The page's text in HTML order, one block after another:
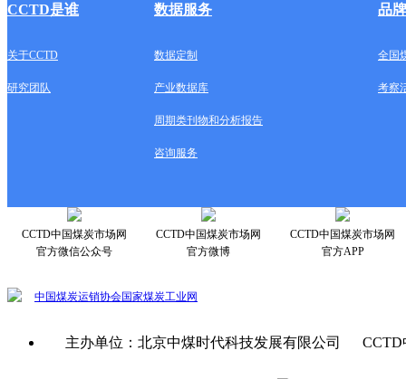
CCTD是谁 数据服务 品
关于CCTD 数据定制 全国
研究团队 产业数据库 考察
周期类刊物和分析报告
咨询服务
CCTD中国煤炭市场网
官方微信公众号
CCTD中国煤炭市场网
官方微博
CCTD中国煤炭市场网
官方APP
中国煤炭运销协会国家煤炭工业网
主办单位：北京中煤时代科技发展有限公司